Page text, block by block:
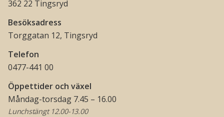
362 22 Tingsryd
Besöksadress
Torggatan 12, Tingsryd
Telefon
0477-441 00
Öppettider och växel
Måndag-torsdag 7.45 – 16.00
Lunchstängt 12.00-13.00